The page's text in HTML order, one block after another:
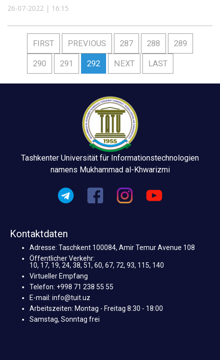
26-07-2022 | 16:15
FIRST PREVIOUS 287 288 289
290 291 292 NEXT LAST
Tashkenter Universität für Informationstechnologien
namens Mukhammad al-Khwarizmi
Kontaktdaten
Adresse: Taschkent 100084, Amir Temur Avenue 108
Öffentlicher Verkehr:
10, 17, 19, 24, 38, 51, 60, 67, 72, 93, 115, 140
Virtueller Empfang
Telefon: +998 71 238 55 55
E-mail: info@tuit.uz
Arbeitszeiten: Montag - Freitag 8:30 - 18:00
Samstag, Sonntag frei